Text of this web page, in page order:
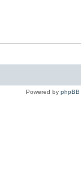
Powered by phpBB